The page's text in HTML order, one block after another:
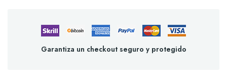
Garantiza un checkout seguro y protegido